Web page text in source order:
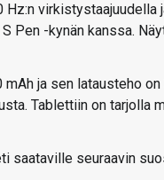
Pen -kynän kanssa.
ja sen latausteho
Tablettiin on
saataville seuraavin